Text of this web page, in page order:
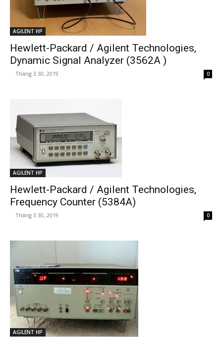
AGILENT HP
Hewlett-Packard / Agilent Technologies,
Dynamic Signal Analyzer (3562A )
- Tháng 3 30, 2019 0
AGILENT HP
Hewlett-Packard / Agilent Technologies,
Frequency Counter (5384A)
- Tháng 3 30, 2019 0
AGILENT HP